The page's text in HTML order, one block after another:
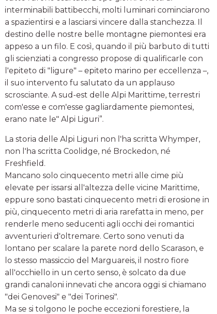
interminabili battibecchi, molti luminari cominciarono
a spazientirsi e a lasciarsi vincere dalla stanchezza. Il
destino delle nostre belle montagne piemontesi era
appeso a un filo. E così, quando il più barbuto di tutti
gli scienziati a congresso propose di qualificarle con
l'epiteto di "ligure" – epiteto marino per eccellenza –,
il suo intervento fu salutato da un applauso
scrosciante. A sud-est delle Alpi Marittime, terrestri
com'esse e com'esse gagliardamente piemontesi,
erano nate le" Alpi Liguri”.
La storia delle Alpi Liguri non l'ha scritta Whymper,
non l'ha scritta Coolidge, né Brockedon, né
Freshfield.
Mancano solo cinquecento metri alle cime più
elevate per issarsi all'altezza delle vicine Marittime,
eppure sono bastati cinquecento metri di erosione in
più, cinquecento metri di aria rarefatta in meno, per
renderle meno seducenti agli occhi dei romantici
avventurieri d'oltremare. Certo sono venuti da
lontano per scalare la parete nord dello Scarason, e
lo stesso massiccio del Marguareis, il nostro fiore
all'occhiello in un certo senso, è solcato da due
grandi canaloni innevati che ancora oggi si chiamano
"dei Genovesi" e "dei Torinesi".
Ma se si tolgono le poche eccezioni forestiere, la